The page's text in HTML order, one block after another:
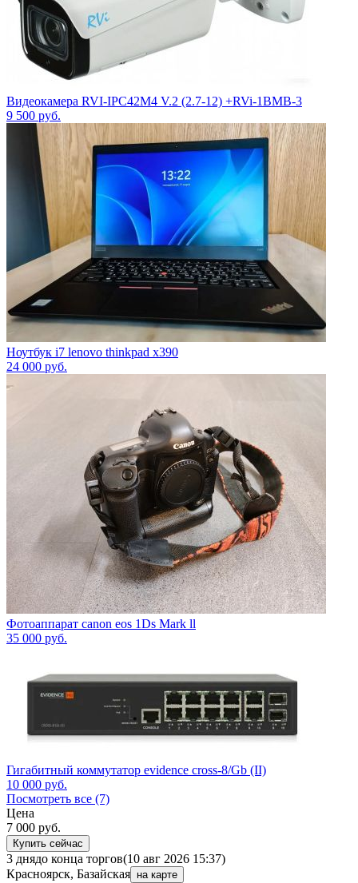
Видеокамера RVI-IPC42M4 V.2 (2.7-12) +RVi-1BMB-3
9 500 руб.
Ноутбук i7 lenovo thinkpad x390
24 000 руб.
Фотоаппарат canon eos 1Ds Mark ll
35 000 руб.
Гигабитный коммутатор evidence cross-8/Gb (II)
10 000 руб.
Посмотреть все (7)
Цена
7 000 руб.
Купить сейчас
3 днядо конца торгов(10 авг 2026 15:37)
Красноярск, Базайская на карте